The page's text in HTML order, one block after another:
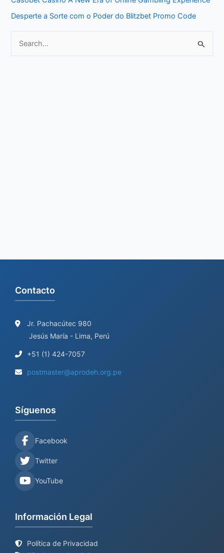
Desperte a Sorte com o Poder do Blitzbet Promo Code
Contacto
Jr. Pachacútec 980
Jesús María - Lima, Perú
+51 (1) 424-7057
postmaster@aprodeh.org.pe
Síguenos
Facebook
Twitter
YouTube
Información Legal
Política de Privacidad